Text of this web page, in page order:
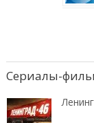
Сериалы-